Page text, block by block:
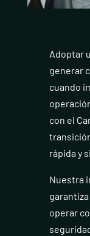
Adoptar
generar
cuando
con el
rápida y
Nuestra
operar